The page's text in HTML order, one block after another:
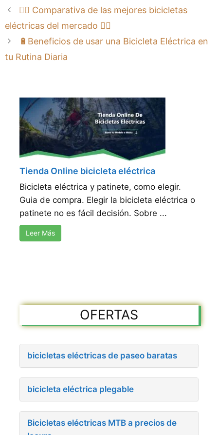
🚴‍♂️ Comparativa de las mejores bicicletas
eléctricas del mercado 🚴‍♂️
🔋Beneficios de usar una Bicicleta Eléctrica en
tu Rutina Diaria
Tienda Online bicicleta eléctrica
Bicicleta eléctrica y patinete, como elegir.
Guia de compra. Elegir la bicicleta eléctrica o
patinete no es fácil decisión. Sobre ...
Leer Más
OFERTAS
bicicletas eléctricas de paseo baratas
bicicleta eléctrica plegable
Bicicletas eléctricas MTB a precios de